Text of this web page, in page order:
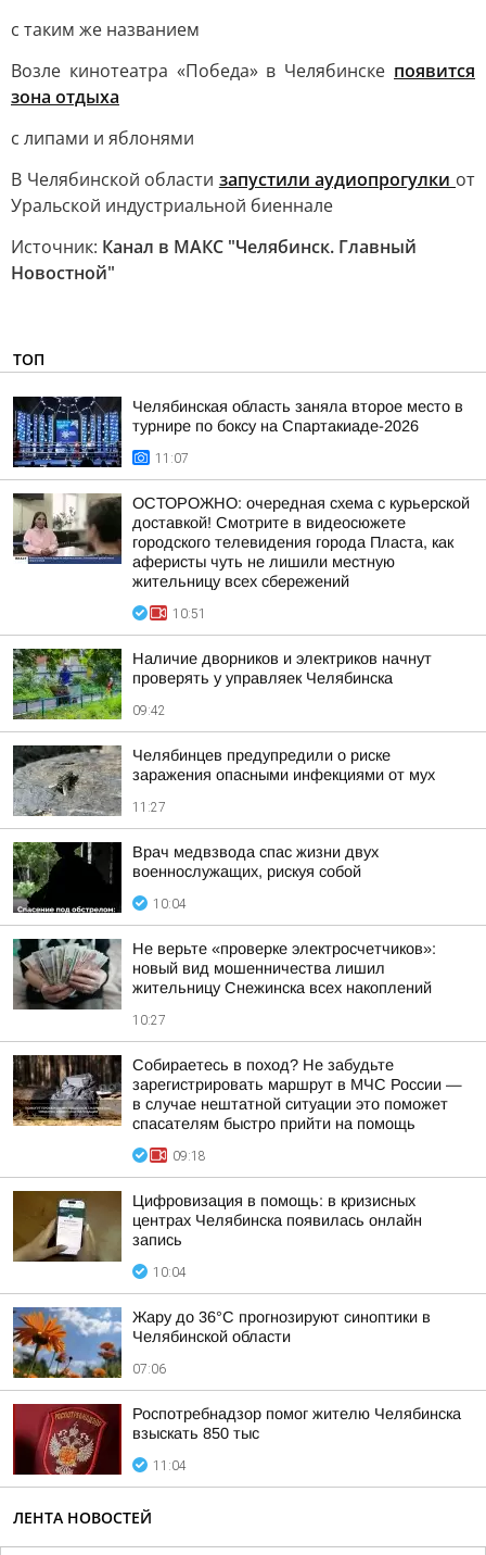
с таким же названием
Возле кинотеатра «Победа» в Челябинске появится
зона отдыха
с липами и яблонями
В Челябинской области запустили аудиопрогулки от
Уральской индустриальной биеннале
Источник: Канал в МАКС "Челябинск. Главный
Новостной"
ТОП
Челябинская область заняла второе место в
турнире по боксу на Спартакиаде-2026
11:07
ОСТОРОЖНО: очередная схема с курьерской
доставкой! Смотрите в видеосюжете
городского телевидения города Пласта, как
аферисты чуть не лишили местную
жительницу всех сбережений
10:51
Наличие дворников и электриков начнут
проверять у управляек Челябинска
09:42
Челябинцев предупредили о риске
заражения опасными инфекциями от мух
11:27
Врач медвзвода спас жизни двух
военнослужащих, рискуя собой
10:04
Не верьте «проверке электросчетчиков»:
новый вид мошенничества лишил
жительницу Снежинска всех накоплений
10:27
Собираетесь в поход? Не забудьте
зарегистрировать маршрут в МЧС России —
в случае нештатной ситуации это поможет
спасателям быстро прийти на помощь
09:18
Цифровизация в помощь: в кризисных
центрах Челябинска появилась онлайн
запись
10:04
Жару до 36°С прогнозируют синоптики в
Челябинской области
07:06
Роспотребнадзор помог жителю Челябинска
взыскать 850 тыс
11:04
ЛЕНТА НОВОСТЕЙ